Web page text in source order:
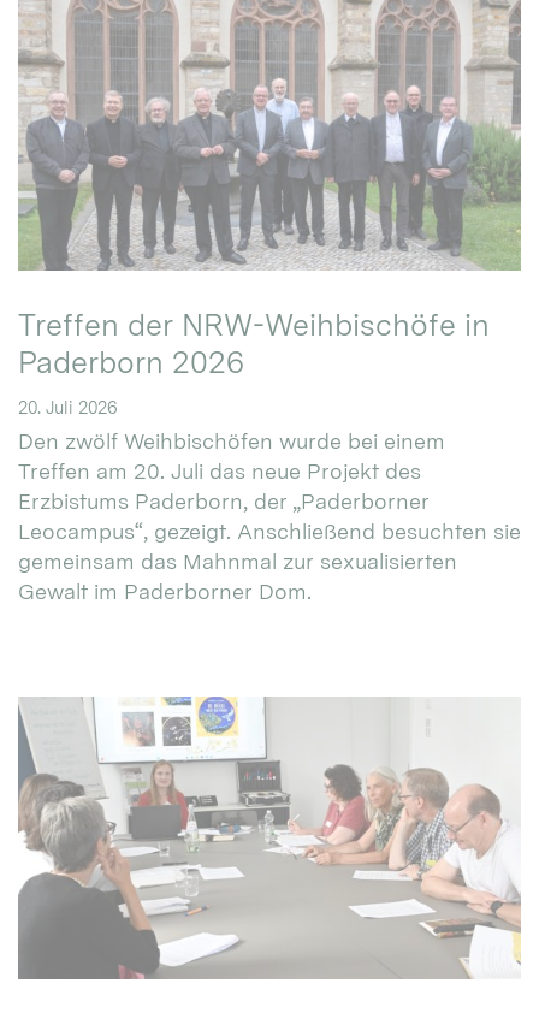
Treffen der NRW-Weihbischöfe in
Paderborn 2026
20. Juli 2026
Den zwölf Weihbischöfen wurde bei einem
Treffen am 20. Juli das neue Projekt des
Erzbistums Paderborn, der „Paderborner
Leocampus“, gezeigt. Anschließend besuchten sie
gemeinsam das Mahnmal zur sexualisierten
Gewalt im Paderborner Dom.